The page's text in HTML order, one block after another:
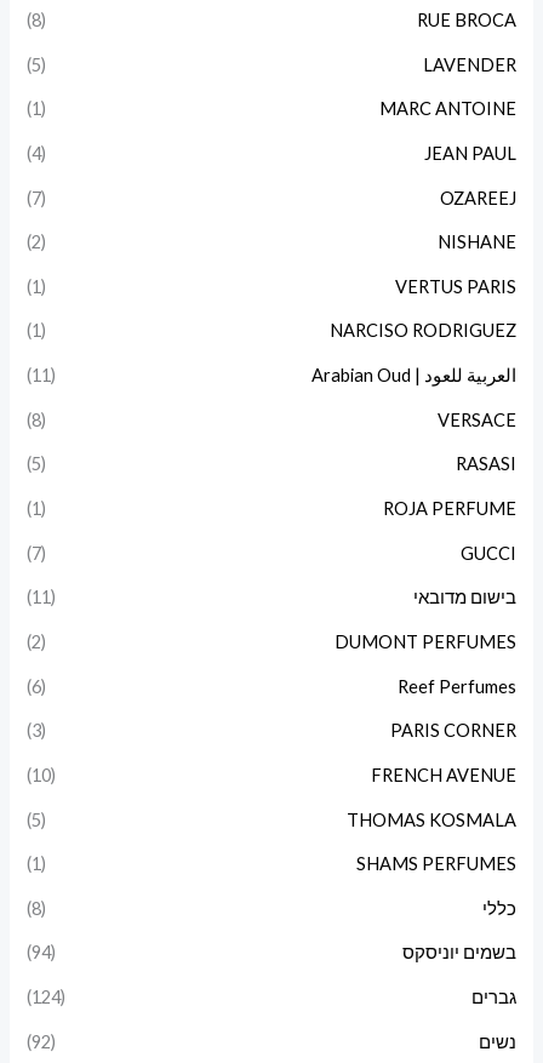
RUE BROCA
(8)
LAVENDER
(5)
MARC ANTOINE
(1)
JEAN PAUL
(4)
OZAREEJ
(7)
NISHANE
(2)
VERTUS PARIS
(1)
NARCISO RODRIGUEZ
(1)
العربية للعود | Arabian Oud (11)
VERSACE
(8)
RASASI
(5)
ROJA PERFUME
(1)
GUCCI
(7)
בישום מדובאי (11)
DUMONT PERFUMES
(2)
Reef Perfumes
(6)
PARIS CORNER
(3)
FRENCH AVENUE
(10)
THOMAS KOSMALA
(5)
SHAMS PERFUMES
(1)
כללי (8)
בשמים יוניסקס (94)
גברים (124)
נשים (92)